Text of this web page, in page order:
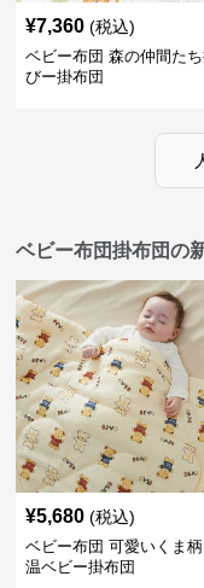
¥7,360 (税込)
ベビー布団 森の仲間た
びー掛布団
ベビー布団掛布団の
¥5,680 (税込)
ベビー布団 可愛いくま
温ベビー掛布団